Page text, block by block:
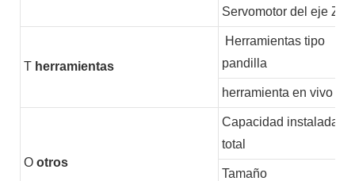
Servomotor del eje Z
T herramientas
Herramientas tipo
pandilla
herramienta en vivo
O otros
Capacidad instalada
total
Tamaño